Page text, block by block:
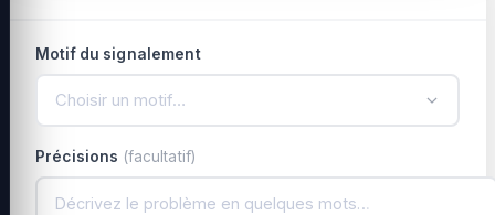
Motif du signalement
Choisir un motif…
Précisions (facultatif)